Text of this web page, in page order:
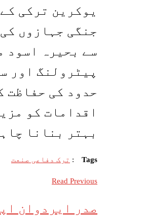
یوکرین ترکی
جنگی جہازوں
سے بحیرہ اسود
پیٹرولنگ اور
حدود کی حفاظت
اقدامات کو
بہتر بنانا
Tags
: ترک دفاعی صنعت
Read Previous
صدر ایردوان